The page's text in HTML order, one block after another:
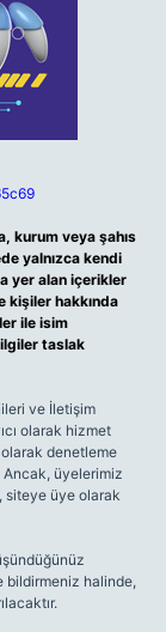
kurum veya şahıs
yalnızca kendi
yer alan içerikler
kişiler hakkında
ile isim
taslak
ve İletişim
olarak hizmet
denetleme
Ancak, üyelerimiz
siteye üye olarak
bildirmeniz halinde,